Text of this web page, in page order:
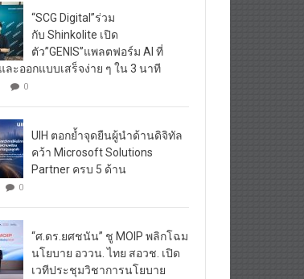
“SCG Digital”ร่วม
กับ Shinkolite เปิด
ตัว”GENIS”แพลตฟอร์ม AI ที่
ะออกแบบเสร็จง่าย ๆ ใน 3 นาที
0
UIH ตอกย้ำจุดยืนผู้นำด้านดิจิทัล
คว้า Microsoft Solutions
Partner ครบ 5 ด้าน
0
“ศ.ดร.ยศชนัน” ชู MOIP พลิกโฉม
นโยบาย อววน. ไทย สอวช. เปิด
เวทีประชุมวิชาการนโยบาย